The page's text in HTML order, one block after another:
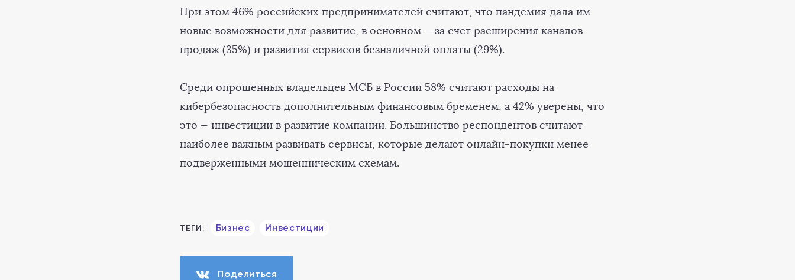
При этом 46% российских предпринимателей считают, что пандемия дала им
новые возможности для развитие, в основном — за счет расширения каналов
продаж (35%) и развития сервисов безналичной оплаты (29%).
Среди опрошенных владельцев МСБ в России 58% считают расходы на
кибербезопасность дополнительным финансовым бременем, а 42% уверены, что
это — инвестиции в развитие компании. Большинство респондентов считают
наиболее важным развивать сервисы, которые делают онлайн-покупки менее
подверженными мошенническим схемам.
ТЕГИ: Бизнес Инвестиции
Поделиться